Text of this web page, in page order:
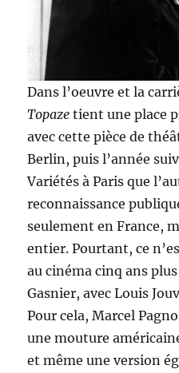
Dans l’oeuvre et la
Topaze tient une place
avec cette pièce de
Berlin, puis l’année
Variétés à Paris que
reconnaissance
seulement en France,
entier. Pourtant, ce
au cinéma cinq ans
Gasnier, avec Louis
Pour cela, Marcel
une mouture
et même une version